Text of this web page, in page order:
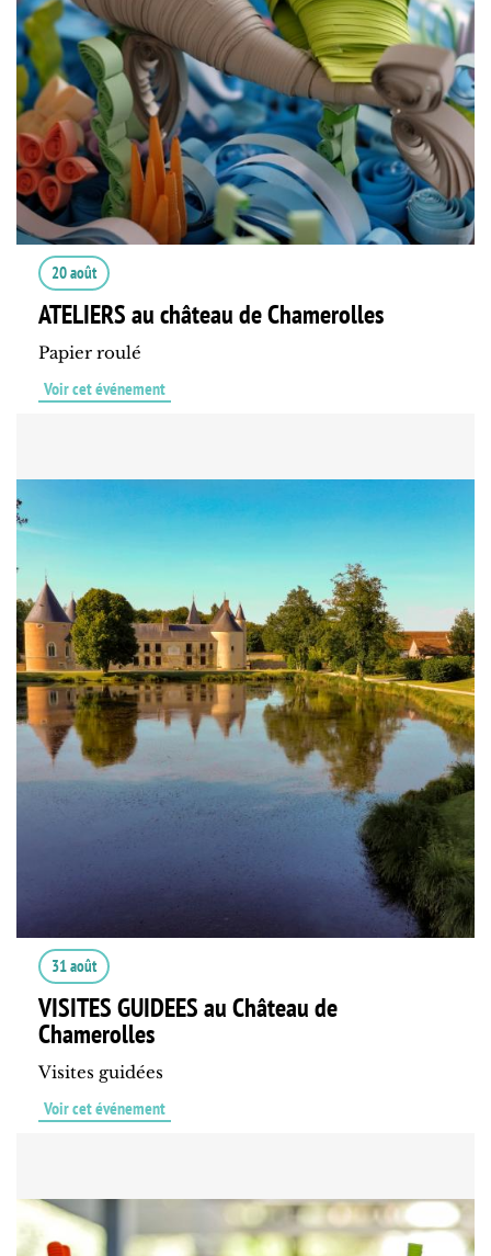
20 août
ATELIERS au château de Chamerolles
Papier roulé
Voir cet événement
31 août
VISITES GUIDEES au Château de
Chamerolles
Visites guidées
Voir cet événement